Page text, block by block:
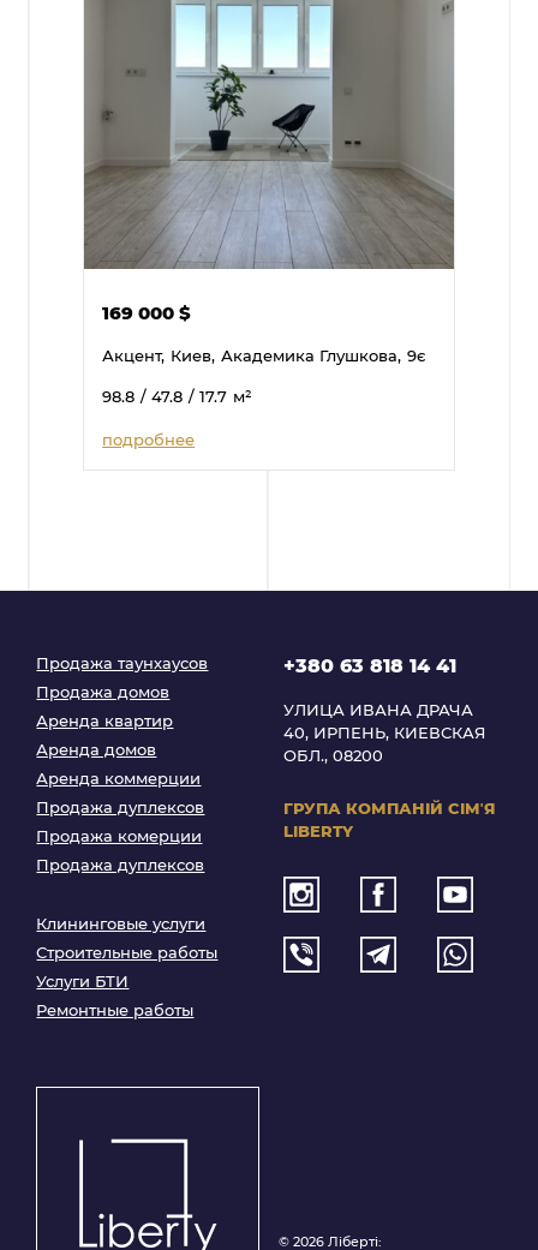
169 000$
Акцент, Киев, Академика Глушкова, 9є
98.8 / 47.8 / 17.7 м²
подробнее
Продажа таунхаусов
Продажа домов
Аренда квартир
Аренда домов
Аренда коммерции
Продажа дуплексов
Продажа комерции
Продажа дуплексов
Клининговые услуги
Строительные работы
Услуги БТИ
Ремонтные работы
+380 63 818 14 41
УЛИЦА ИВАНА ДРАЧА
40, ИРПЕНЬ, КИЕВСКАЯ
ОБЛ., 08200
ГРУПА КОМПАНІЙ СІМʼЯ
LIBERTY
© 2026 Ліберті: